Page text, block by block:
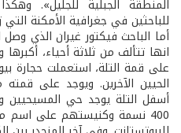
المنطقة الجبلية للجليل».
للباحثين في جغرافية الأمكنة
أما الباحث فيكتور غيران الذي
انها تتألف من ثلاثة أحياء،
على قمة التلة، استعملت حجارة
الحيين الآخرين. ويوجد على
أسفل التلة يوجد حي المسيحيين
400 نسمة وكنيستهم على